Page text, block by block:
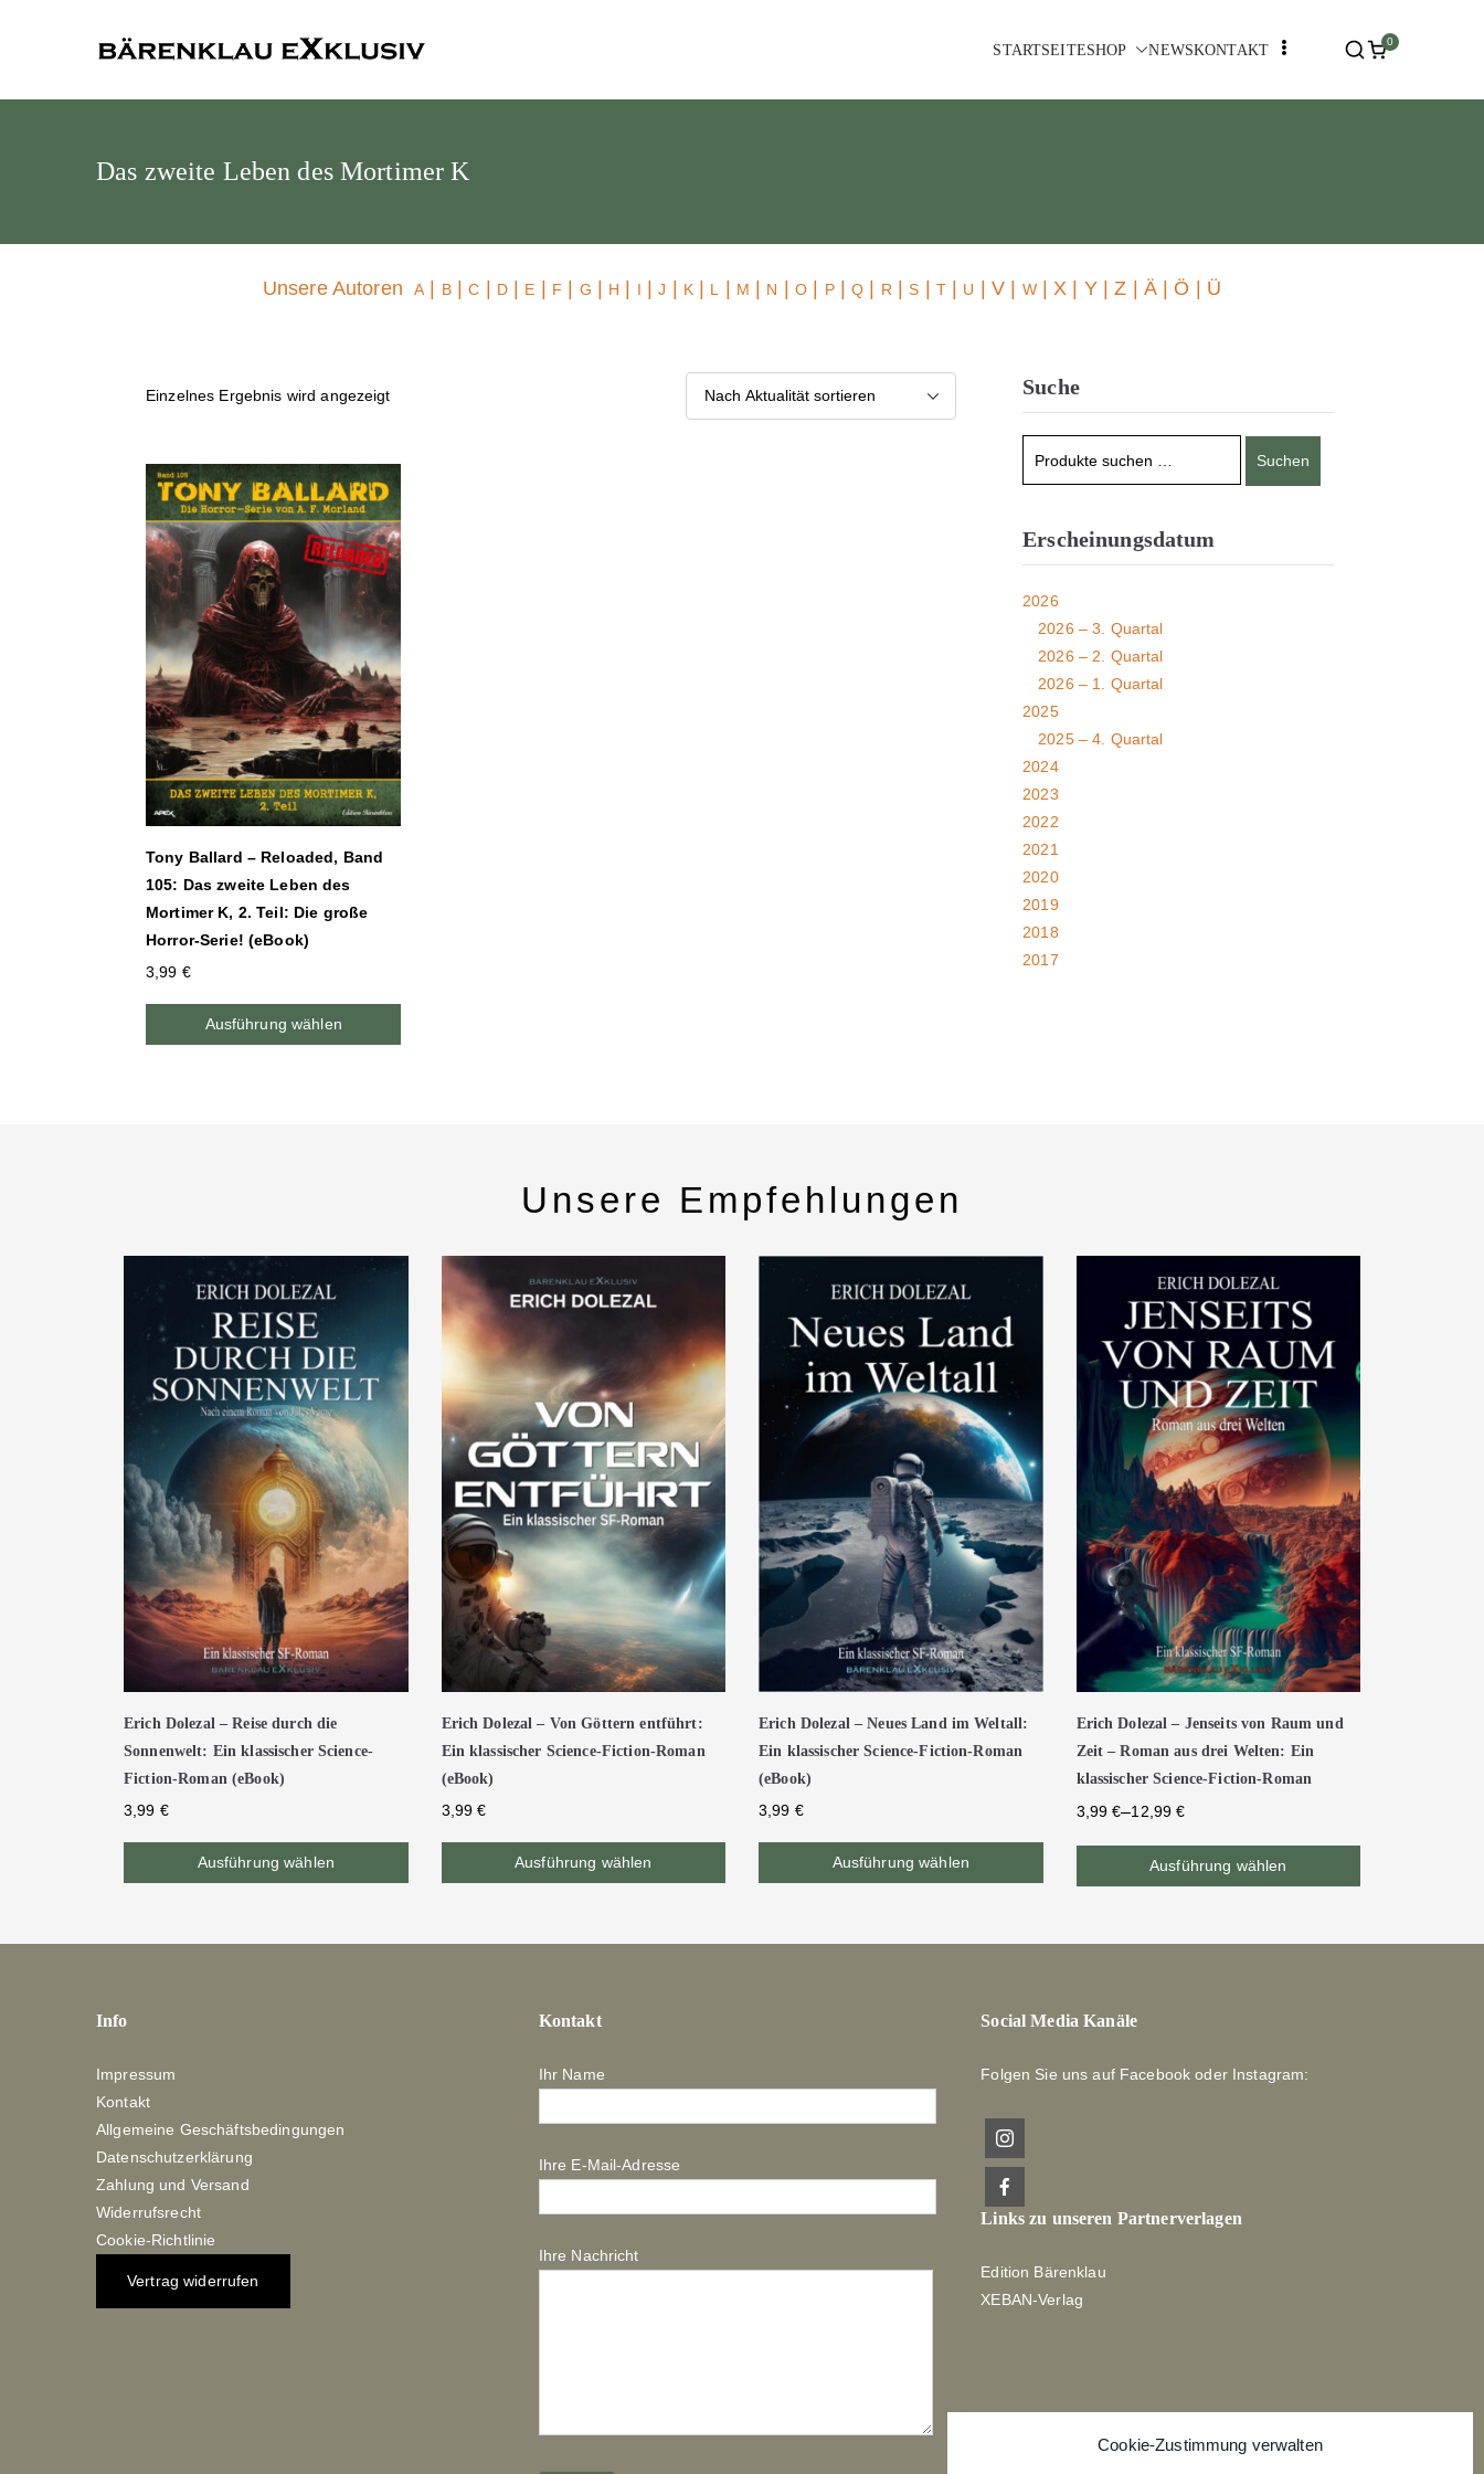
Cookie-Zustimmung verwalten
STARTSEITESHOP NEWSKONTAKT 0
Das zweite Leben des Mortimer K
Unsere AutorenA| B|C D E F G H I |J K| L M N |O P|Q R|S T U | V | W| X | Y | Z | Ä | Ö | Ü
Einzelnes Ergebnis wird angezeigt
Tony Ballard – Reloaded, Band
105: Das zweite Leben des
Mortimer K, 2. Teil: Die große
Horror-Serie! (eBook)
3,99 €
Ausführung wählen
Suche
Suchen
Erscheinungsdatum
2026
2026 – 3. Quartal
2026 – 2. Quartal
2026 – 1. Quartal
2025
2025 – 4. Quartal
2024
2023
2022
2021
2020
2019
2018
2017
Unsere Empfehlungen
Erich Dolezal – Reise durch die
Sonnenwelt: Ein klassischer Science-
Fiction-Roman (eBook)
3,99 €
Ausführung wählen
Erich Dolezal – Von Göttern entführt:
Ein klassischer Science-Fiction-Roman
(eBook)
3,99€
Ausführung wählen
Erich Dolezal – Neues Land im Weltall:
Ein klassischer Science-Fiction-Roman
(eBook)
3,99 €
Ausführung wählen
Erich Dolezal – Jenseits von Raum und
Zeit – Roman aus drei Welten: Ein
klassischer Science-Fiction-Roman
3,99€–12,99€
Ausführung wählen
Info
Impressum
Kontakt
Allgemeine Geschäftsbedingungen
Datenschutzerklärung
Zahlung und Versand
Widerrufsrecht
Cookie-Richtlinie
Vertrag widerrufen
Kontakt
Ihr Name
Ihre E-Mail-Adresse
Ihre Nachricht
Social Media Kanäle
Folgen Sie uns auf Facebook oder Instagram:
Links zu unseren Partnerverlagen
Edition Bärenklau
XEBAN-Verlag